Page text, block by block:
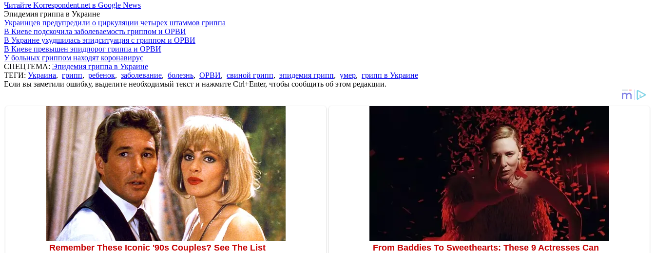
Читайте Korrespondent.net в Google News
Эпидемия гриппа в Украине
Украинцев предупредили о циркуляции четырех штаммов гриппа
В Киеве подскочила заболеваемость гриппом и ОРВИ
В Украине ухудшилась эпидситуация с гриппом и ОРВИ
В Киеве превышен эпидпорог гриппа и ОРВИ
У больных гриппом находят коронавирус
СПЕЦТЕМА: Эпидемия гриппа в Украине
ТЕГИ: Украина, грипп, ребенок, заболевание, болезнь, ОРВИ, свиной грипп, эпидемия грипп, умер, грипп в Украине
Если вы заметили ошибку, выделите необходимый текст и нажмите Ctrl+Enter, чтобы сообщить об этом редакции.